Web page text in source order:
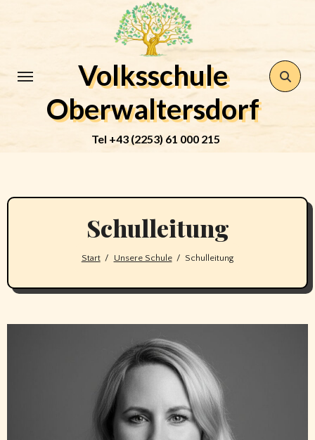
Volksschule
Oberwaltersdorf
Tel +43 (2253) 61 000 215
Schulleitung
Start Unsere Schule Schulleitung